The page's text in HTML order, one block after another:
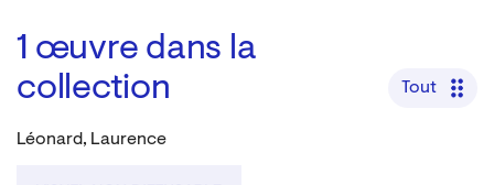
1 œuvre dans la
collection
Tout
Léonard, Laurence